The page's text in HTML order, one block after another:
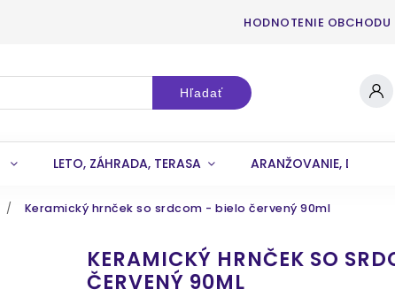
HODNOTENIE OBCHODU
Hľadať
LETO, ZÁHRADA, TERASA ARANŽOVANIE,
/ Keramický hrnček so srdcom - bielo červený 90ml
KERAMICKÝ HRNČEK SO
ČERVENÝ 90ML